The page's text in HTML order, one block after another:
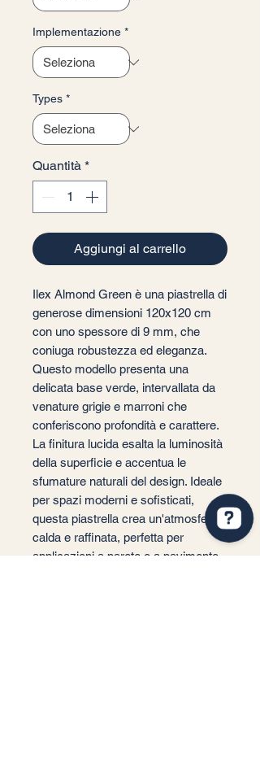
Implementazione *
Types *
Quantità *
Aggiungi al carrello
Ilex Almond Green è una piastrella di
generose dimensioni 120x120 cm
con uno spessore di 9 mm, che
coniuga robustezza ed eleganza.
Questo modello presenta una
delicata base verde, intervallata da
venature grigie e marroni che
conferiscono profondità e carattere.
La finitura lucida esalta la luminosità
della superficie e accentua le
sfumature naturali del design. Ideale
per spazi moderni e sofisticati,
questa piastrella crea un'atmosfera
calda e raffinata, perfetta per
applicazioni a parete o a pavimento